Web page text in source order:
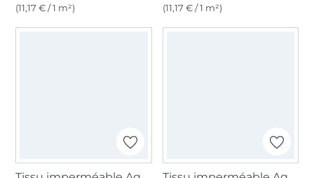
(11,17 € / 1 m²)
(11,17 € / 1 m²)